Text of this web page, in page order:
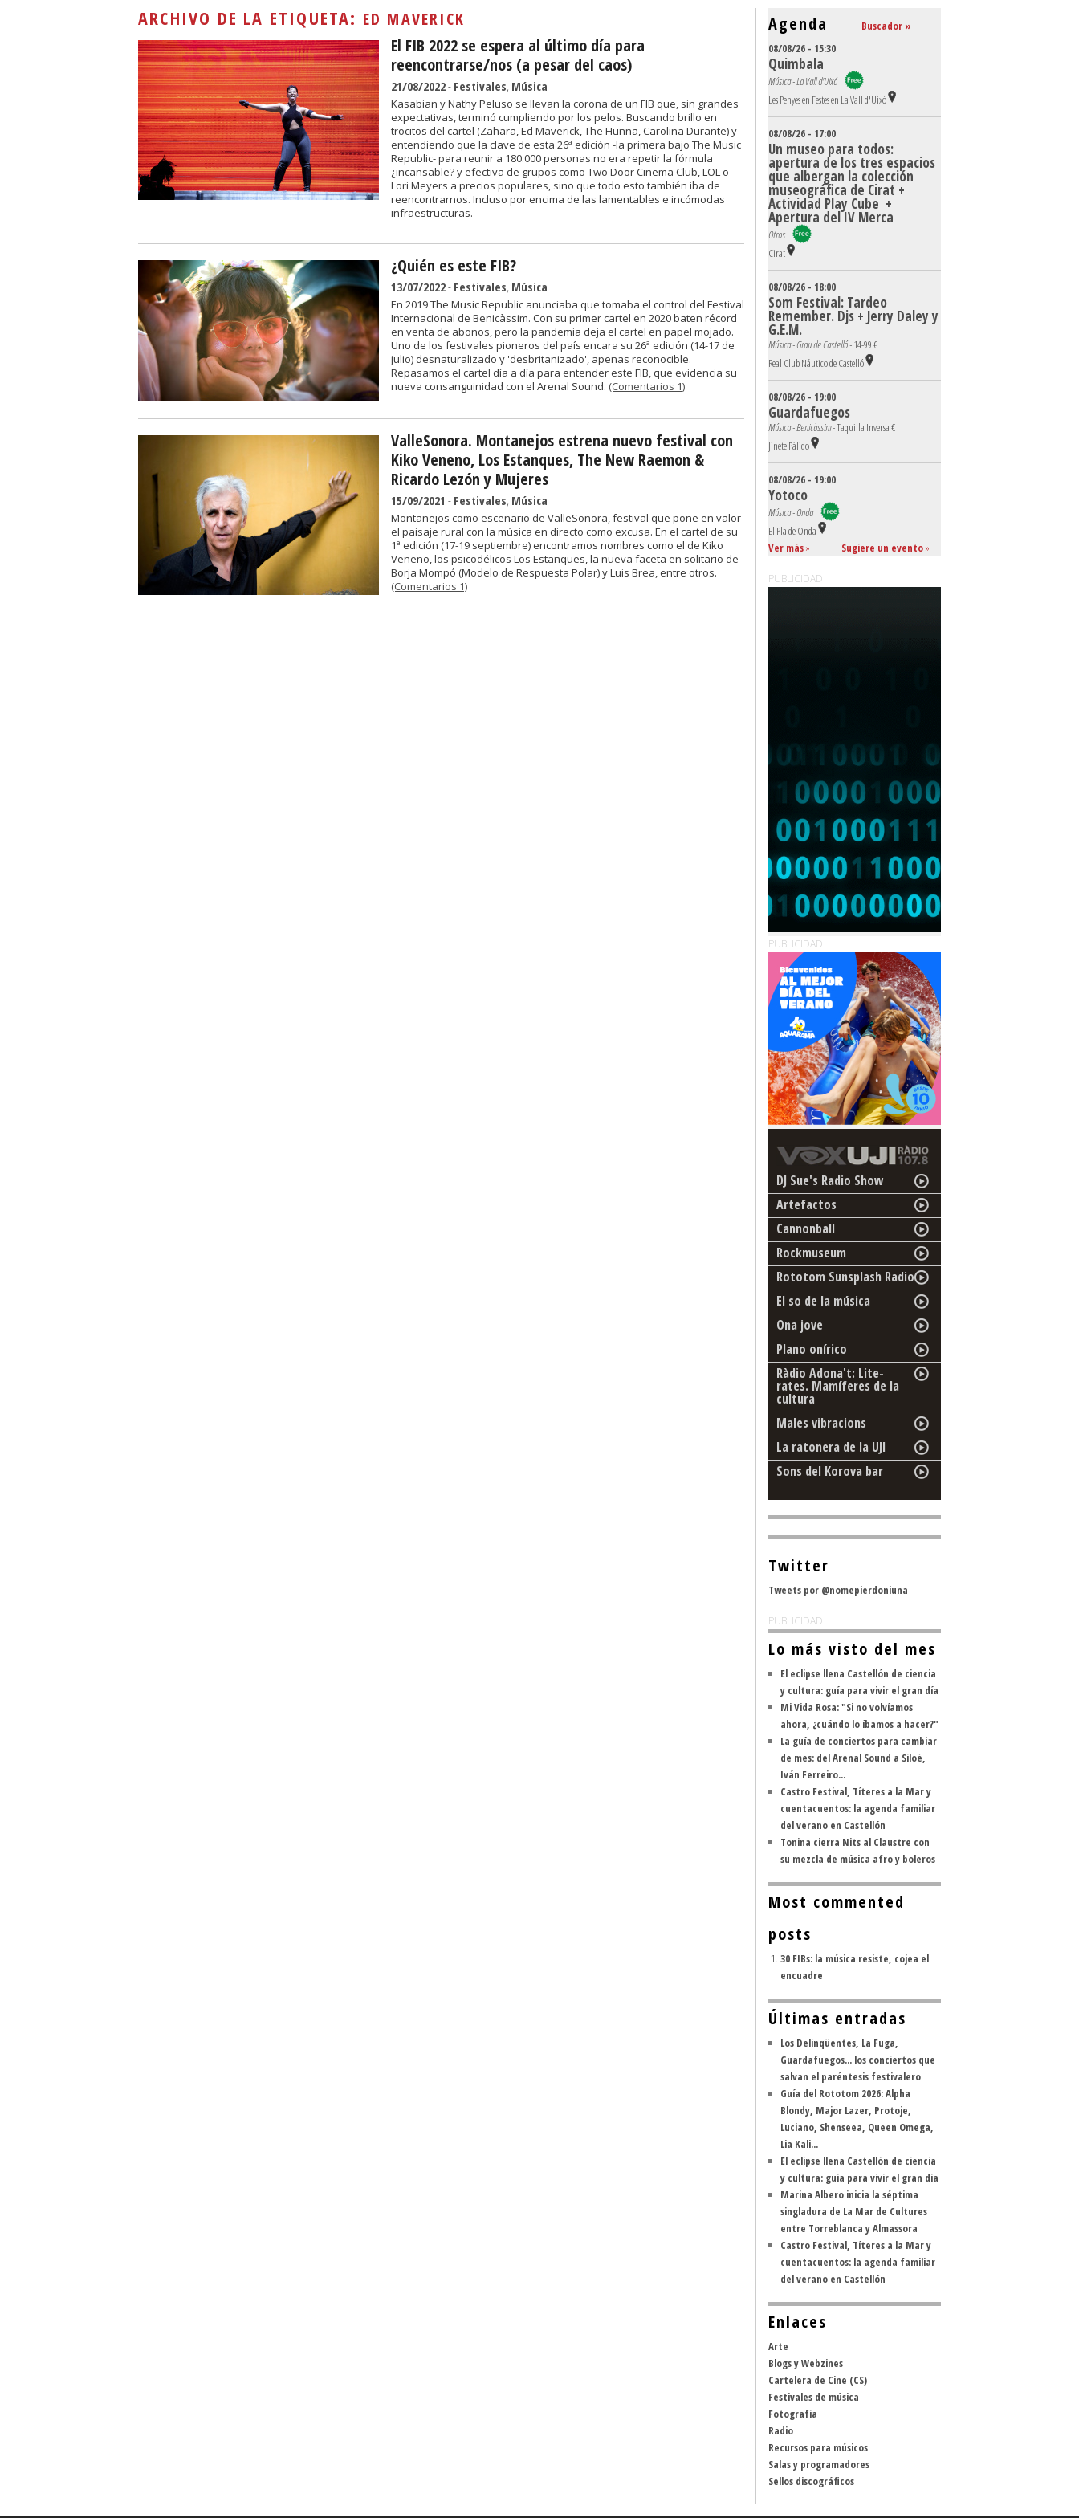
ARCHIVO DE LA ETIQUETA: ED MAVERICK
El FIB 2022 se espera al último día para
reencontrarse/nos (a pesar del caos)
21/08/2022- Festivales, Música
Kasabian y Nathy Peluso se llevan la corona de un FIB que, sin grandes
expectativas, terminó cumpliendo por los pelos. Buscando brillo en
trocitos del cartel (Zahara, Ed Maverick, The Hunna, Carolina Durante) y
entendiendo que la clave de esta 26ª edición -la primera bajo The Music
Republic- para reunir a 180.000 personas no era repetir la fórmula
¿incansable? y efectiva de grupos como Two Door Cinema Club, LOL o
Lori Meyers a precios populares, sino que todo esto también iba de
reencontrarnos. Incluso por encima de las lamentables e incómodas
infraestructuras.
¿Quién es este FIB?
13/07/2022- Festivales, Música
En 2019 The Music Republic anunciaba que tomaba el control del Festival
Internacional de Benicàssim. Con su primer cartel en 2020 baten récord
en venta de abonos, pero la pandemia deja el cartel en papel mojado.
Uno de los festivales pioneros del país encara su 26ª edición (14-17 de
julio) desnaturalizado y 'desbritanizado', apenas reconocible.
Repasamos el cartel día a día para entender este FIB, que evidencia su
nueva consanguinidad con el Arenal Sound. (Comentarios 1)
ValleSonora. Montanejos estrena nuevo festival con
Kiko Veneno, Los Estanques, The New Raemon &
Ricardo Lezón y Mujeres
15/09/2021 - Festivales, Música
Montanejos como escenario de ValleSonora, festival que pone en valor
el paisaje rural con la música en directo como excusa. En el cartel de su
1ª edición (17-19 septiembre) encontramos nombres como el de Kiko
Veneno, los psicodélicos Los Estanques, la nueva faceta en solitario de
Borja Mompó (Modelo de Respuesta Polar) y Luis Brea, entre otros.
(Comentarios 1)
Agenda
Buscador »
08/08/26 - 15:30
Quimbala
Música - La Vall d'Uixó
Les Penyes en Festes en La Vall d'Uixó
08/08/26 - 17:00
Un museo para todos:
apertura de los tres espacios
que albergan la colección
museográfica de Cirat +
Actividad Play Cube +
Apertura del IV Merca
Otros
Cirat
08/08/26 - 18:00
Som Festival: Tardeo
Remember. Djs + Jerry Daley y
G.E.M.
Música - Grau de Castelló -14-99 €
Real Club Náutico de Castelló
08/08/26 - 19:00
Guardafuegos
Música - Benicàssim -Taquilla Inversa €
Jinete Pálido
08/08/26 - 19:00
Yotoco
Música - Onda
El Pla de Onda
Ver más» Sugiere un evento»
PUBLICIDAD
PUBLICIDAD
DJ Sue's Radio Show
Artefactos
Cannonball
Rockmuseum
Rototom Sunsplash Radio
El so de la música
Ona jove
Plano onírico
Ràdio Adona't: Lite-
rates. Mamíferes de la
cultura
Males vibracions
La ratonera de la UJI
Sons del Korova bar
Twitter
Tweets por @nomepierdoniuna
PUBLICIDAD
Lo más visto del mes
El eclipse llena Castellón de ciencia
y cultura: guía para vivir el gran día
Mi Vida Rosa: "Si no volvíamos
ahora, ¿cuándo lo íbamos a hacer?"
La guía de conciertos para cambiar
de mes: del Arenal Sound a Siloé,
Iván Ferreiro...
Castro Festival, Títeres a la Mar y
cuentacuentos: la agenda familiar
del verano en Castellón
Tonina cierra Nits al Claustre con
su mezcla de música afro y boleros
Most commented
posts
30 FIBs: la música resiste, cojea el
encuadre
Últimas entradas
Los Delinqüentes, La Fuga,
Guardafuegos... los conciertos que
salvan el paréntesis festivalero
Guía del Rototom 2026: Alpha
Blondy, Major Lazer, Protoje,
Luciano, Shenseea, Queen Omega,
Lia Kali...
El eclipse llena Castellón de ciencia
y cultura: guía para vivir el gran día
Marina Albero inicia la séptima
singladura de La Mar de Cultures
entre Torreblanca y Almassora
Castro Festival, Títeres a la Mar y
cuentacuentos: la agenda familiar
del verano en Castellón
Enlaces
Arte
Blogs y Webzines
Cartelera de Cine (CS)
Festivales de música
Fotografía
Radio
Recursos para músicos
Salas y programadores
Sellos discográficos